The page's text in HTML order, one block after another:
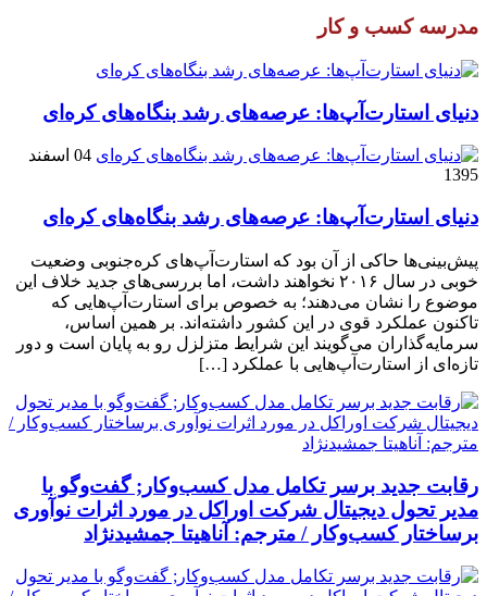
مدرسه کسب و کار
دنیای استارت‌آپ‌ها: عرصه‌های رشد بنگاه‌های کره‌ای‌
04 اسفند
1395
دنیای استارت‌آپ‌ها: عرصه‌های رشد بنگاه‌های کره‌ای‌
پیش‌بینی‌ها حاکی از آن بود که استارت‌آپ‌های کره‌جنوبی وضعیت
خوبی در سال ۲۰۱۶ نخواهند داشت، اما بررسی‌های جدید خلاف این
موضوع را نشان می‌دهند؛ به خصوص برای استارت‌آپ‌هایی که
تاکنون عملکرد قوی در این کشور داشته‌اند. بر همین اساس،
سرمایه‌گذاران می‌گویند این شرایط متزلزل رو به پایان است و دور
تازه‌ای از استارت‌آپ‌هایی با عملکرد […]
رقابت جدید برسر تکامل مدل کسب‌و‌کار; گفت‌وگو با
مدیر تحول دیجیتال شرکت اوراکل در مورد اثرات نوآوری
برساختار کسب‌وکار / مترجم: آناهیتا جمشیدنژاد